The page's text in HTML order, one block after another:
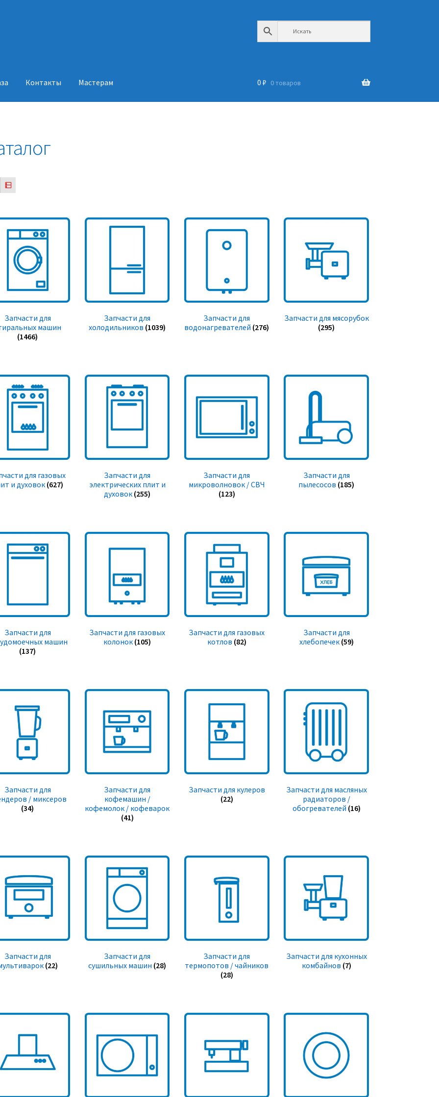
Контакты Мастерам 0 ₽ 0 товаров
Запчасти для
машин
(1466)
Запчасти для
холодильников (1039)
Запчасти для
водонагревателей (276)
Запчасти для мясорубок
(295)
для газовых
и духовок (627)
Запчасти для
электрических плит и
духовок (255)
Запчасти для
микроволновок / СВЧ
(123)
Запчасти для
пылесосов (185)
Запчасти для
машин
(137)
Запчасти для газовых
колонок (105)
Запчасти для газовых
котлов (82)
Запчасти для
хлебопечек (59)
Запчасти для
/ миксеров
(34)
Запчасти для
кофемашин /
кофемолок / кофеварок
(41)
Запчасти для кулеров
(22)
Запчасти для масляных
радиаторов /
обогревателей (16)
Запчасти для
(22)
Запчасти для
сушильных машин (28)
Запчасти для
термопотов / чайников
(28)
Запчасти для кухонных
комбайнов (7)